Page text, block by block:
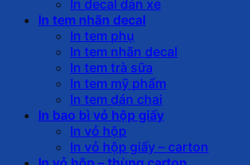
In decal dán xe
In tem nhãn decal
In tem phụ
In tem nhãn decal
In tem trà sữa
In tem mỹ phẩm
In tem dán chai
In bao bì vỏ hộp giấy
In vỏ hộp
In vỏ hộp giấy – carton